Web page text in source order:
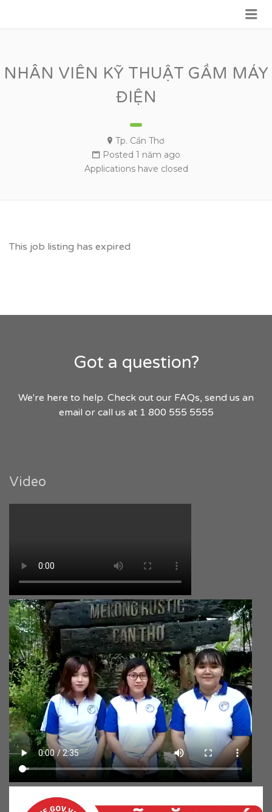
NHÂN VIÊN KỸ THUẬT GẦM MÁY
ĐIỆN
Tp. Cần Thơ
Posted 1 năm ago
Applications have closed
This job listing has expired
Got a question?
We're here to help. Check out our FAQs, send us an
email or call us at 1 800 555 5555
Video